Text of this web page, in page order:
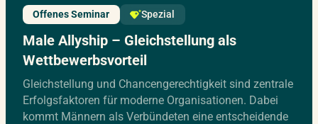
Offenes Seminar Spezial
Male Allyship – Gleichstellung als
Wettbewerbsvorteil
Gleichstellung und Chancengerechtigkeit sind zentrale
Erfolgsfaktoren für moderne Organisationen. Dabei
kommt Männern als Verbündeten eine entscheidende